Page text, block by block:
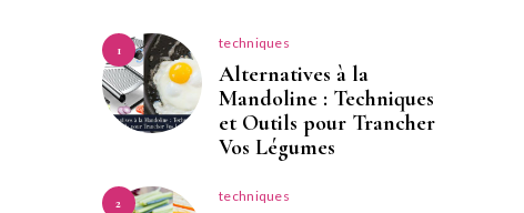
1 techniques
Alternatives à la
Mandoline : Techniques
et Outils pour Trancher
Vos Légumes
2 techniques